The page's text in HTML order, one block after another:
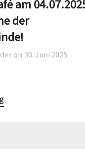
am
der
on 30. Juni 2025